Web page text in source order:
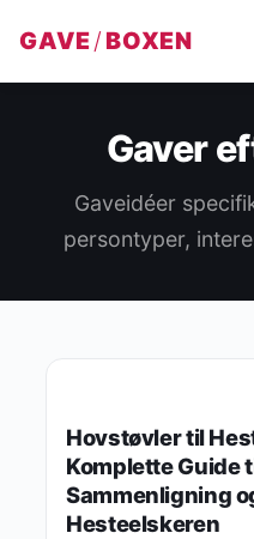
GAVE/BOXEN
Gaver
Gaveidéer
persontyper,
Hovstøvler til
Komplette Guide
Sammenligning
Hesteelskeren